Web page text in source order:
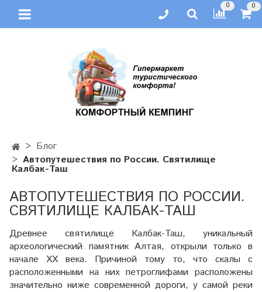
0 0
Блог
Автопутешествия по России. Святилище
Калбак-Таш
АВТОПУТЕШЕСТВИЯ ПО РОССИИ.
СВЯТИЛИЩЕ КАЛБАК-ТАШ
Древнее святилище Калбак-Таш, уникальный
археологический памятник Алтая, открыли только в
начале ХХ века. Причиной тому то, что скалы с
расположенными на них петроглифами расположены
значительно ниже современной дороги, у самой реки